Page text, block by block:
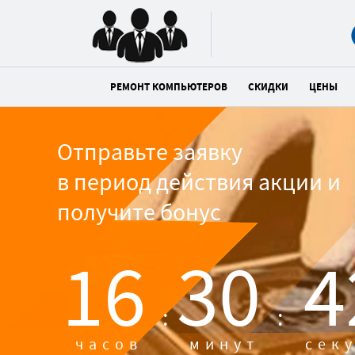
РЕМОНТ КОМПЬЮТЕРОВ СКИДКИ ЦЕНЫ
Отправьте заявку
в период действия акции и
получите бонус
16 :
часов 30 :
минут